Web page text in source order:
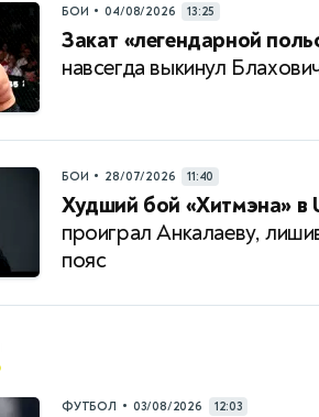
БОИ • 04/08/2026 13:25
Закат «легендарной
навсегда выкинул
БОИ • 28/07/2026 11:40
Худший бой «Хитмэна» в
проиграл Анкалаеву,
пояс
ФУТБОЛ • 03/08/2026 12:03